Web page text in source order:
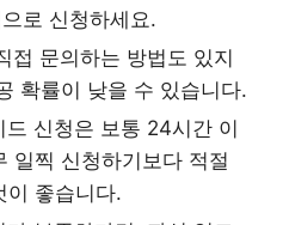
로 신청하세요.
접 문의하는 방법도 있지
확률이 낮을 수 있습니다.
드 신청은 보통 24시간 이
일찍 신청하기보다 적절
이 좋습니다.